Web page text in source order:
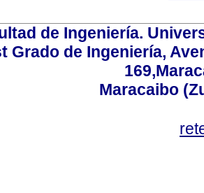
de Ingeniería.
Grado de Ingeniería,
Maracaibo